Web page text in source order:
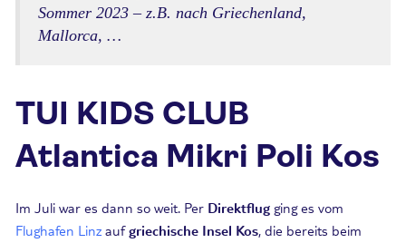
Sommer 2023 – z.B. nach Griechenland,
Mallorca, …
TUI KIDS CLUB
Atlantica Mikri Poli Kos
Im Juli war es dann so weit. Per Direktflug ging es vom
Flughafen Linz aufgriechische Insel Kos, die bereits beim